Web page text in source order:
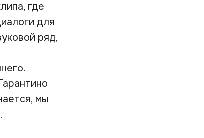
где
для
ряд,
мы